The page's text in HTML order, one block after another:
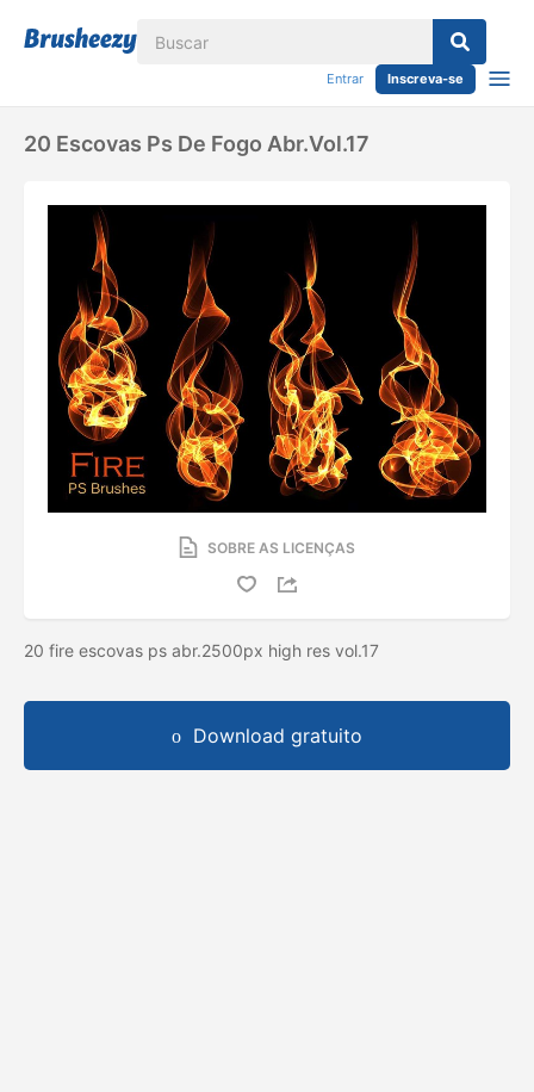
Entrar Inscreva-se
20 Escovas Ps De Fogo Abr.vol.17
SOBRE AS LICENÇAS
20 fire escovas ps abr.2500px high res vol.17
Download gratuito